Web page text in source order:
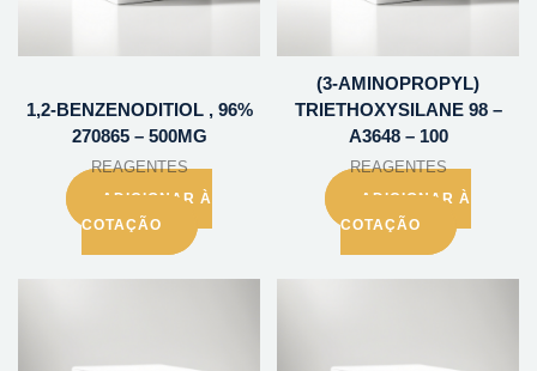
1,2-BENZENODITIOL , 96%
270865 – 500MG
REAGENTES
ADICIONAR À
COTAÇÃO
(3-AMINOPROPYL)
TRIETHOXYSILANE 98 –
A3648 – 100
REAGENTES
ADICIONAR À
COTAÇÃO